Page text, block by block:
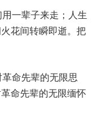
一辈子来走；人生
花间转瞬即逝。把
命先辈的无限思
命先辈的无限缅怀